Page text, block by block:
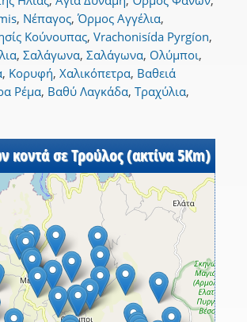
, Νέπαγος,Όρμος Αγγέλια,
Κούνουπας, Vrachonisída Pyrgíon,
, Σαλάγωνα, Σαλάγωνα, Ολύμποι,
, Κορυφή, Χαλικόπετρα, Βαθειά
Ρέμα, Βαθύ Λαγκάδα, Τραχύλια,
κοντά σε Τρούλος (ακτίνα 5Km)